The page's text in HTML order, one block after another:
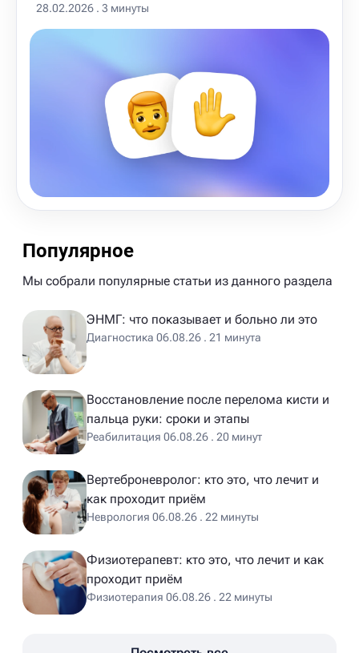
28.02.2026 . 3 минуты
Популярное
Мы собрали популярные статьи из данного раздела
ЭНМГ: что показывает и больно ли это
Диагностика 06.08.26 . 21 минута
Восстановление после перелома кисти и
пальца руки: сроки и этапы
Реабилитация 06.08.26 . 20 минут
Вертеброневролог: кто это, что лечит и
как проходит приём
Неврология 06.08.26 . 22 минуты
Физиотерапевт: кто это, что лечит и как
проходит приём
Физиотерапия 06.08.26 . 22 минуты